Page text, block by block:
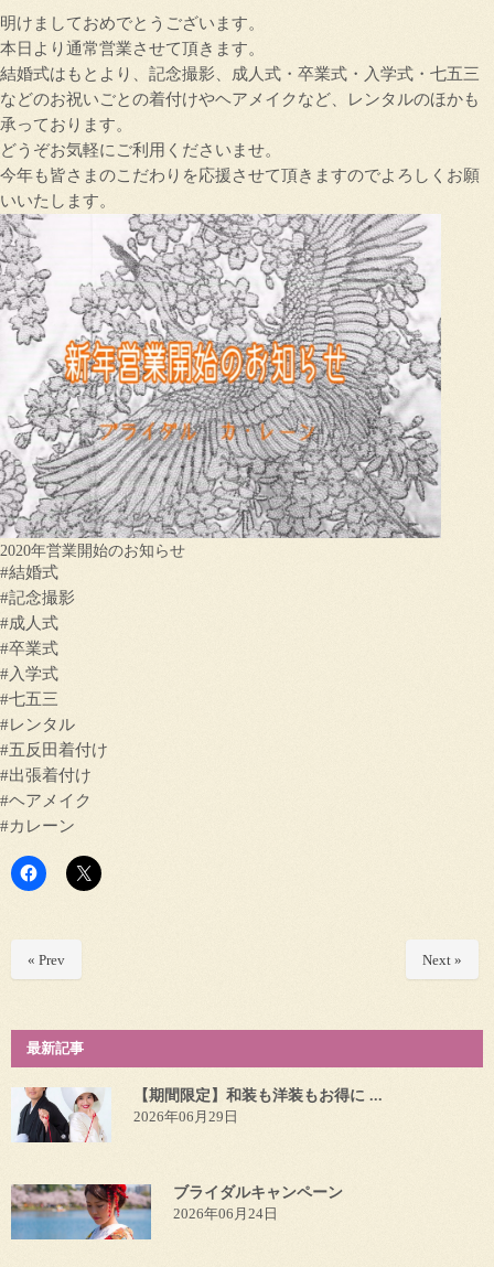
明けましておめでとうございます。
本日より通常営業させて頂きます。
結婚式はもとより、記念撮影、成人式・卒業式・入学式・七五三
などのお祝いごとの着付けやヘアメイクなど、レンタルのほかも
承っております。
どうぞお気軽にご利用くださいませ。
今年も皆さまのこだわりを応援させて頂きますのでよろしくお願
いいたします。
2020年営業開始のお知らせ
#結婚式
#記念撮影
#成人式
#卒業式
#入学式
#七五三
#レンタル
#五反田着付け
#出張着付け
#ヘアメイク
#カレーン
« Prev Next »
最新記事
【期間限定】和装も洋装もお得に ...
2026年06月29日
ブライダルキャンペーン
2026年06月24日